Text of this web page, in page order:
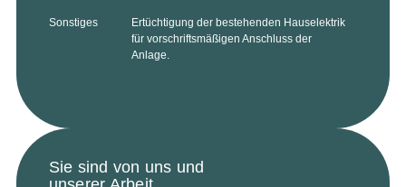
Sonstiges
Ertüchtigung der bestehenden Hauselektrik
für vorschriftsmäßigen Anschluss der
Anlage.
Sie sind von uns und